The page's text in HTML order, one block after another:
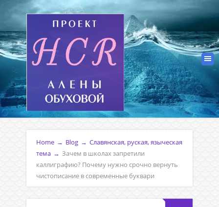
Home → Blog → Славянская, руская, языческая
тема → Зачем в школах запретили
каллиграфию? Почему нужно срочно вернуть
чистописание в современные буквари